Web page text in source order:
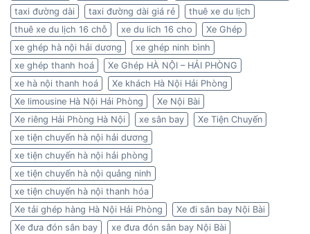
taxi đường dài
taxi đường dài giá rẻ
thuê xe du lịch
thuê xe du lịch 16 chỗ
xe du lich 16 cho
Xe Ghép
xe ghép hà nội hải dương
xe ghép ninh bình
xe ghép thanh hoá
Xe Ghép HÀ NỘI – HẢI PHÒNG
xe hà nội thanh hoá
Xe khách Hà Nội Hải Phòng
Xe limousine Hà Nội Hải Phòng
Xe Nội Bài
Xe riêng Hải Phòng Hà Nội
xe sân bay
Xe Tiện Chuyến
xe tiện chuyến hà nội hải dương
xe tiện chuyến hà nội hải phòng
xe tiện chuyến hà nội quảng ninh
xe tiện chuyến hà nội thanh hóa
Xe tải ghép hàng Hà Nội Hải Phòng
Xe đi sân bay Nội Bài
Xe đưa đón sân bay
xe đưa đón sân bay Nội Bài